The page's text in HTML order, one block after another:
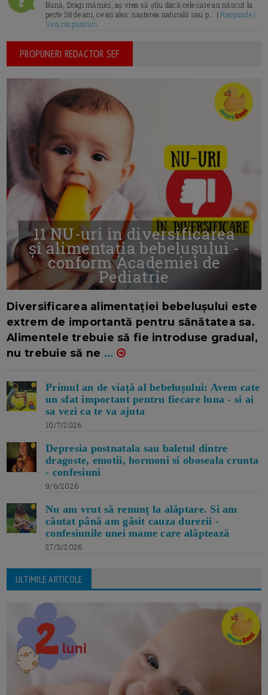
Bună, Dragi mămici, aș vrea să știu dacă cele care au născut la
peste 38 de ani, ce ați ales: nașterea naturală sau p... |Raspunde |
Vezi raspunsuri
PROPUNERI REDACTOR SEF
11 NU-uri in diversificarea
și alimentația bebelușului -
conform Academiei de
Pediatrie
Diversificarea alimentației bebelușului este
extrem de importantă pentru sănătatea sa.
Alimentele trebuie să fie introduse gradual,
nu trebuie să ne ...
Primul an de viață al bebelușului: Avem cate
un sfat important pentru fiecare luna - si ai
sa vezi ca te va ajuta
10/7/2026
Depresia postnatala sau baletul dintre
dragoste, emotii, hormoni si oboseala crunta
- confesiuni
9/6/2026
Nu am vrut să renunț la alăptare. Si am
căutat până am găsit cauza durerii -
confesiunile unei mame care alăptează
27/3/2026
ULTIMILE ARTICOLE